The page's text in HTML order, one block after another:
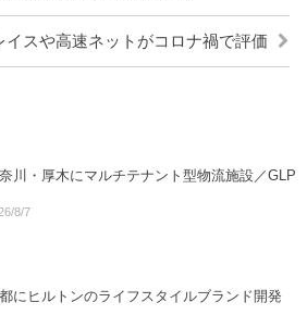
イスや高速ネットがコロナ禍で評価
川・厚木にマルチテナント型物流施設／GLP
8/7
にヒルトンのライフスタイルブランド開発